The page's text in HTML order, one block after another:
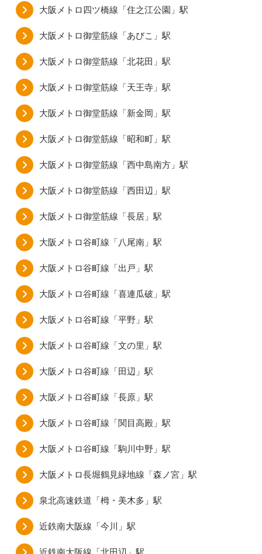
大阪メトロ四ツ橋線「住之江公園」駅
大阪メトロ御堂筋線「あびこ」駅
大阪メトロ御堂筋線「北花田」駅
大阪メトロ御堂筋線「天王寺」駅
大阪メトロ御堂筋線「新金岡」駅
大阪メトロ御堂筋線「昭和町」駅
大阪メトロ御堂筋線「西中島南方」駅
大阪メトロ御堂筋線「西田辺」駅
大阪メトロ御堂筋線「長居」駅
大阪メトロ谷町線「八尾南」駅
大阪メトロ谷町線「出戸」駅
大阪メトロ谷町線「喜連瓜破」駅
大阪メトロ谷町線「平野」駅
大阪メトロ谷町線「文の里」駅
大阪メトロ谷町線「田辺」駅
大阪メトロ谷町線「長原」駅
大阪メトロ谷町線「関目高殿」駅
大阪メトロ谷町線「駒川中野」駅
大阪メトロ長堀鶴見緑地線「森ノ宮」駅
泉北高速鉄道「栂・美木多」駅
近鉄南大阪線「今川」駅